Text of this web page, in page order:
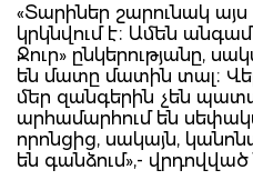
«Տարիներ շարունակ
կրկնվում է։ Ամեն
Ջուր» ընկերությանը,
են մատը մատին տալ։
մեր զանգերին չեն
արհամարհում են
որոնցից, սակայն,
են գանձում»,- վրդովված